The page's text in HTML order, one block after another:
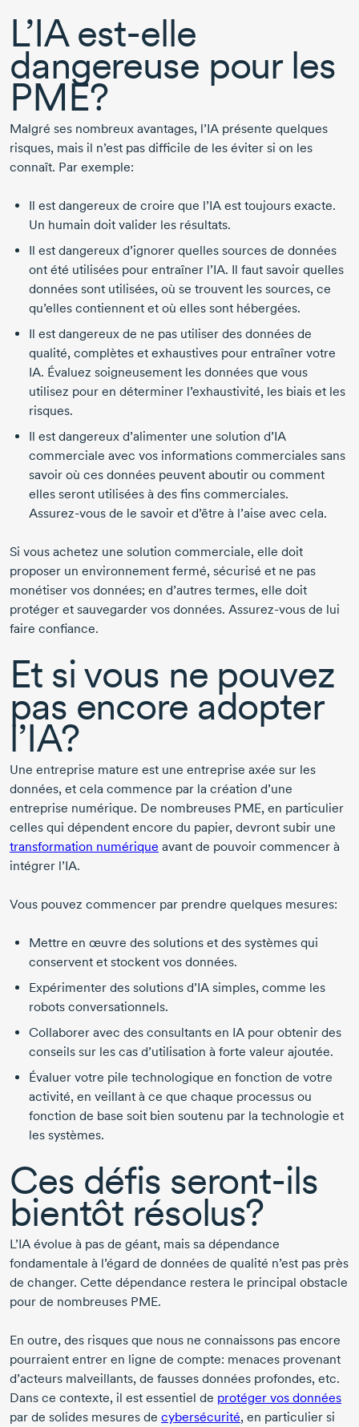
L’IAest-elle
dangereuse pour les
PME?
Malgré ses nombreux avantages, l’IA présente quelques
risques, mais il n’est pas difficile de les éviter si on les
connaît. Par exemple:
Il est dangereux de croire que l’IA est toujours exacte.
Un humain doit valider les résultats.
Il est dangereux d’ignorer quelles sources de données
ont été utilisées pour entraîner l’IA. Il faut savoir quelles
données sont utilisées, où se trouvent les sources, ce
qu’elles contiennent et où elles sont hébergées.
Il est dangereux de ne pas utiliser des données de
qualité, complètes et exhaustives pour entraîner votre
IA. Évaluez soigneusement les données que vous
utilisez pour en déterminer l’exhaustivité, les biais et les
risques.
Il est dangereux d’alimenter une solution d’IA
commerciale avec vos informations commerciales sans
savoir où ces données peuvent aboutir ou comment
elles seront utilisées à des fins commerciales.
Assurez-vous de le savoir et d’être à l’aise avec cela.
Si vous achetez une solution commerciale, elle doit
proposer un environnement fermé, sécurisé et ne pas
monétiser vos données; en d’autres termes, elle doit
protéger et sauvegarder vos données. Assurez-vous de lui
faire confiance.
Et si vous ne pouvez
pas encore adopter
l’IA?
Une entreprise mature est une entreprise axée sur les
données, et cela commence par la création d’une
entreprise numérique. De nombreuses PME, en particulier
celles qui dépendent encore du papier, devront subir une
transformation numérique avant de pouvoir commencer à
intégrer l’IA.
Vous pouvez commencer par prendre quelques mesures:
Mettre en œuvre des solutions et des systèmes qui
conservent et stockent vos données.
Expérimenter des solutions d’IA simples, comme les
robots conversationnels.
Collaborer avec des consultants en IA pour obtenir des
conseils sur les cas d’utilisation à forte valeur ajoutée.
Évaluer votre pile technologique en fonction de votre
activité, en veillant à ce que chaque processus ou
fonction de base soit bien soutenu par la technologie et
les systèmes.
Ces défis seront-ils
bientôt résolus?
L’IA évolue à pas de géant, mais sa dépendance
fondamentale à l’égard de données de qualité n’est pas près
de changer. Cette dépendance restera le principal obstacle
pour de nombreuses PME.
En outre, des risques que nous ne connaissons pas encore
pourraient entrer en ligne de compte: menaces provenant
d’acteurs malveillants, de fausses données profondes, etc.
Dans ce contexte, il est essentiel de protéger vos données
par de solides mesures de cybersécurité, en particulier si